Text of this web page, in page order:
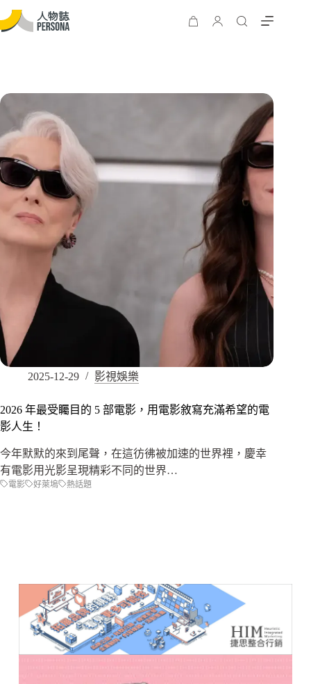
2025-12-29 影視娛樂
2026 年最受矚目的 5 部電影，用電影敘寫充滿希望的電
影人生！
今年默默的來到尾聲，在這彷彿被加速的世界裡，慶幸
有電影用光影呈現精彩不同的世界…
電影 好萊塢 熱話題